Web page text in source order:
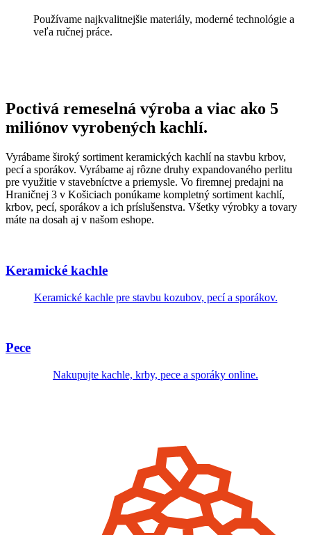
Používame najkvalitnejšie materiály, moderné technológie a
veľa ručnej práce.
Poctivá remeselná výroba a viac ako 5
miliónov vyrobených kachlí.
Vyrábame široký sortiment keramických kachlí na stavbu krbov,
pecí a sporákov. Vyrábame aj rôzne druhy expandovaného perlitu
pre využitie v stavebníctve a priemysle. Vo firemnej predajni na
Hraničnej 3 v Košiciach ponúkame kompletný sortiment kachlí,
krbov, pecí, sporákov a ich príslušenstva. Všetky výrobky a tovary
máte na dosah aj v našom eshope.
Keramické kachle
Keramické kachle pre stavbu kozubov, pecí a sporákov.
Pece
Nakupujte kachle, krby, pece a sporáky online.